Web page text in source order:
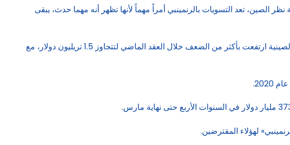
تعد التسويات بالرنمينبي أمراً مهماً لأنها تظهر أنه مهما حدث، يبقى
وتظهر البيانات الأخيرة الصادرة عن إدارة النقد الأجنبي بالدولة الصينية أن الأصول الخارجية ذات الدخل الثابت للبنوك الصينية ارتفعت بأكثر من الضعف خلال العقد الماضي لتتجاوز 1.5 تريليون دولار، مع